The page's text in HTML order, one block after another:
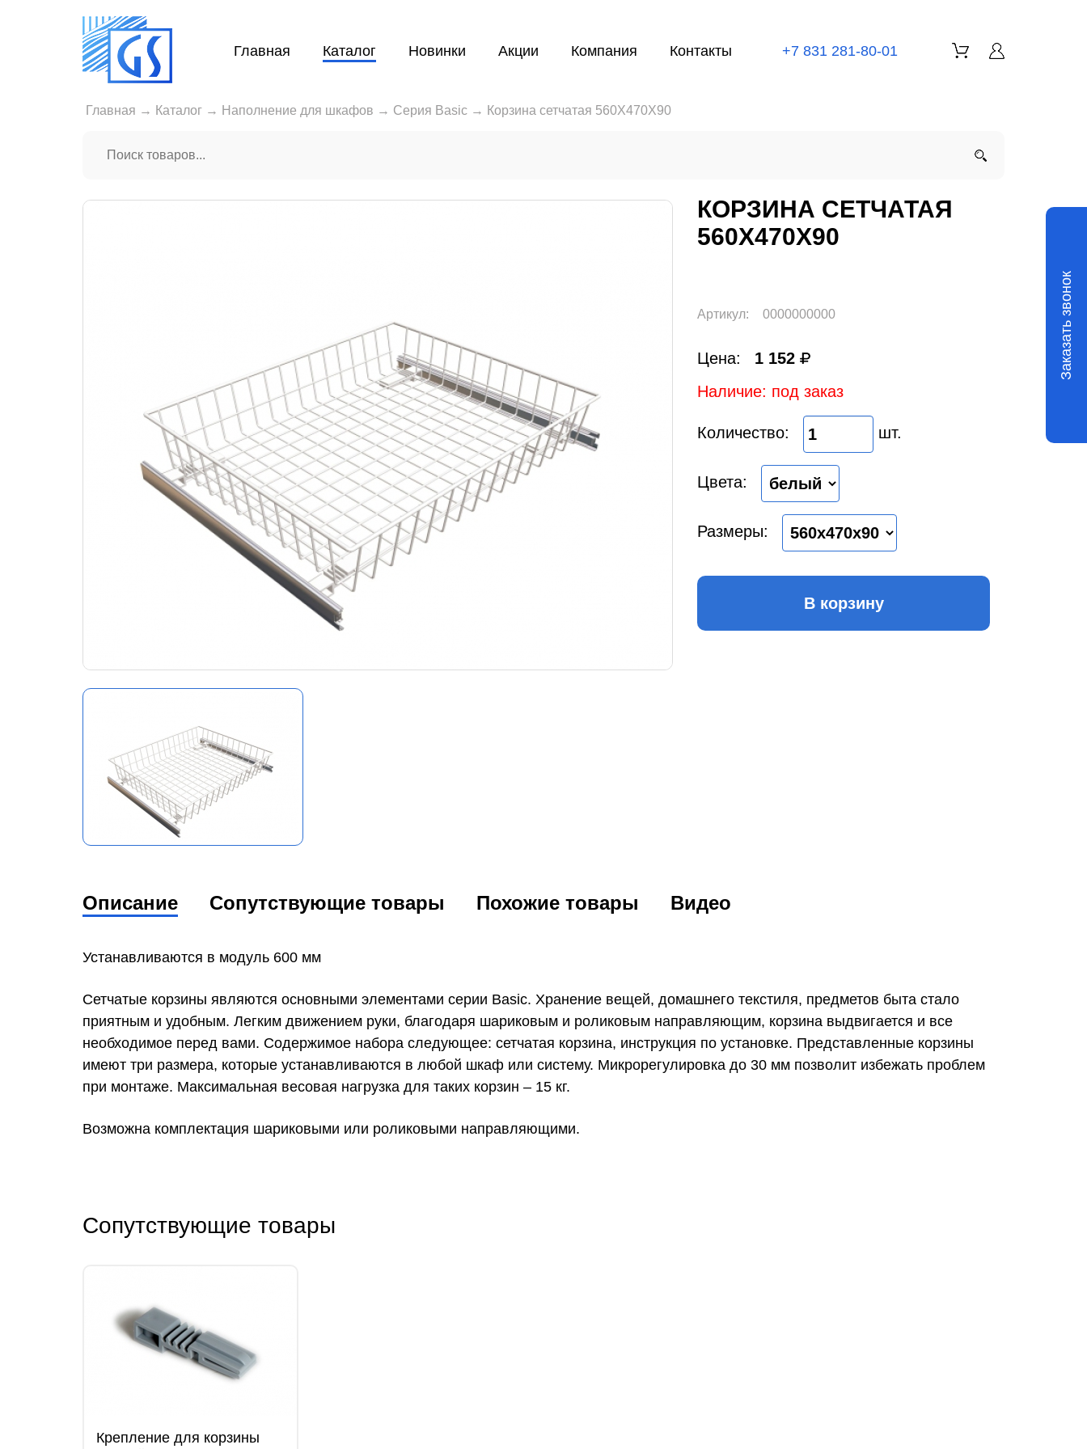
Главная Каталог Новинки Акции Компания Контакты +7 831 281-80-01
Главная → Каталог → Наполнение для шкафов → Серия Basic → Корзина сетчатая 560X470X90
КОРЗИНА СЕТЧАТАЯ
560X470X90
Артикул: 0000000000
Цена:
1 152
Наличие: под заказ
Количество: шт.
Цвета:
Размеры:
В корзину
Описание Сопутствующие товары Похожие товары Видео
Устанавливаются в модуль 600 мм
Сетчатые корзины являются основными элементами серии Basic. Хранение вещей, домашнего текстиля, предметов быта стало
приятным и удобным. Легким движением руки, благодаря шариковым и роликовым направляющим, корзина выдвигается и все
необходимое перед вами. Содержимое набора следующее: сетчатая корзина, инструкция по установке. Представленные корзины
имеют три размера, которые устанавливаются в любой шкаф или систему. Микрорегулировка до 30 мм позволит избежать проблем
при монтаже. Максимальная весовая нагрузка для таких корзин – 15 кг.
Возможна комплектация шариковыми или роликовыми направляющими.
Сопутствующие товары
Крепление для корзины
Заказать звонок